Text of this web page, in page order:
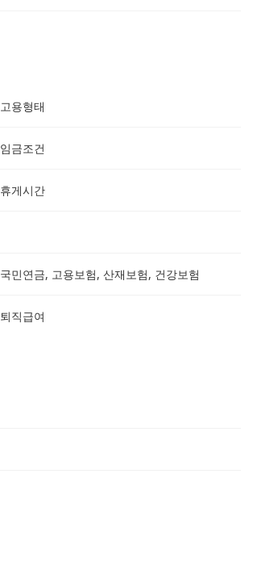
고용형태
임금조건
휴게시간
국민연금, 고용보험, 산재보험, 건강보험
퇴직급여